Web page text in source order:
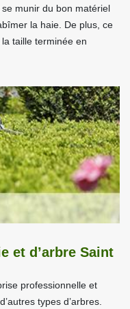
munir du bon matériel
la haie. De plus, ce
taille terminée en
et d’arbre Saint
professionnelle et
types d’arbres.